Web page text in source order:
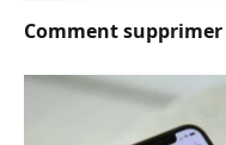
Comment